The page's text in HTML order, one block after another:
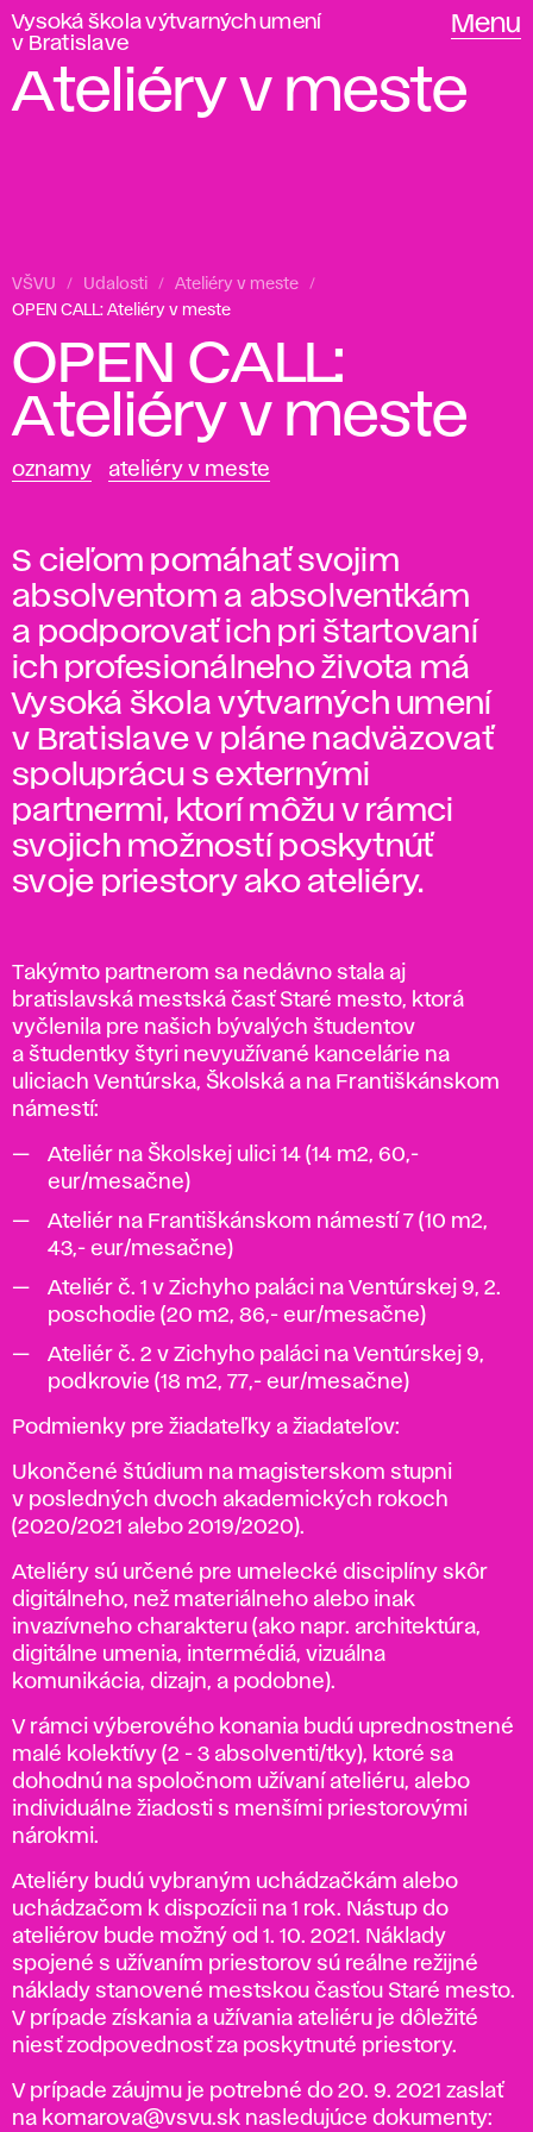
Vysoká škola výtvarných umení
v Bratislave
Menu
Ateliéry v meste
VŠVU Udalosti
Ateliéry v meste
OPEN CALL: Ateliéry v meste
OPEN CALL:
Ateliéry v meste
oznamy ateliéry v meste
S cieľom pomáhať svojim
absolventom a absolventkám
a podporovať ich pri štartovaní
ich profesionálneho života má
Vysoká škola výtvarných umení
v Bratislave v pláne nadväzovať
spoluprácu s externými
partnermi, ktorí môžu v rámci
svojich možností poskytnúť
svoje priestory ako ateliéry.
Takýmto partnerom sa nedávno stala aj
bratislavská mestská časť Staré mesto, ktorá
vyčlenila pre našich bývalých študentov
a študentky štyri nevyužívané kancelárie na
uliciach Ventúrska, Školská a na Františkánskom
námestí:
Ateliér na Školskej ulici 14 (14 m2, 60,-
eur/mesačne)
Ateliér na Františkánskom námestí 7 (10 m2,
43,- eur/mesačne)
Ateliér č. 1 v Zichyho paláci na Ventúrskej 9, 2.
poschodie (20 m2, 86,- eur/mesačne)
Ateliér č. 2 v Zichyho paláci na Ventúrskej 9,
podkrovie (18 m2, 77,- eur/mesačne)
Podmienky pre žiadateľky a žiadateľov:
Ukončené štúdium na magisterskom stupni
v posledných dvoch akademických rokoch
(2020/2021 alebo 2019/2020).
Ateliéry sú určené pre umelecké disciplíny skôr
digitálneho, než materiálneho alebo inak
invazívneho charakteru (ako napr. architektúra,
digitálne umenia, intermédiá, vizuálna
komunikácia, dizajn, a podobne).
V rámci výberového konania budú uprednostnené
malé kolektívy (2 - 3 absolventi/tky), ktoré sa
dohodnú na spoločnom užívaní ateliéru, alebo
individuálne žiadosti s menšími priestorovými
nárokmi.
Ateliéry budú vybraným uchádzačkám alebo
uchádzačom k dispozícii na 1 rok. Nástup do
ateliérov bude možný od 1. 10. 2021. Náklady
spojené s užívaním priestorov sú reálne režijné
náklady stanovené mestskou časťou Staré mesto.
V prípade získania a užívania ateliéru je dôležité
niesť zodpovednosť za poskytnuté priestory.
V prípade záujmu je potrebné do 20. 9. 2021 zaslať
na komarova@vsvu.sk nasledujúce dokumenty: